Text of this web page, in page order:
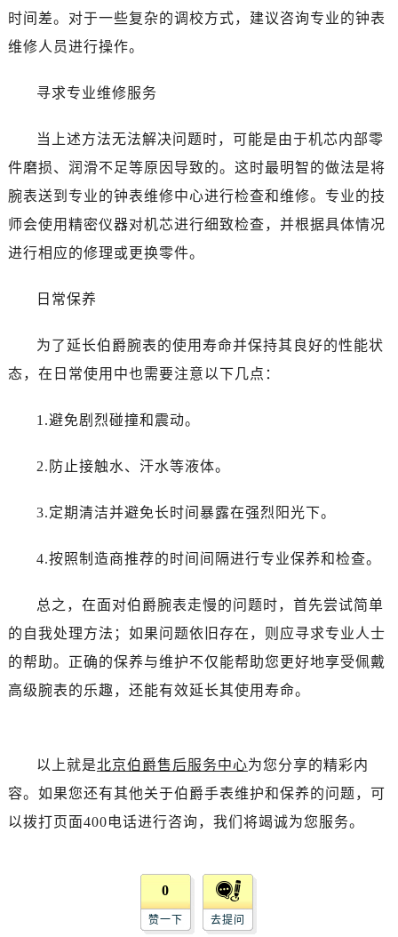
时间差。对于一些复杂的调校方式，建议咨询专业的钟表
维修人员进行操作。
寻求专业维修服务
当上述方法无法解决问题时，可能是由于机芯内部零
件磨损、润滑不足等原因导致的。这时最明智的做法是将
腕表送到专业的钟表维修中心进行检查和维修。专业的技
师会使用精密仪器对机芯进行细致检查，并根据具体情况
进行相应的修理或更换零件。
日常保养
为了延长伯爵腕表的使用寿命并保持其良好的性能状
态，在日常使用中也需要注意以下几点：
1.避免剧烈碰撞和震动。
2.防止接触水、汗水等液体。
3.定期清洁并避免长时间暴露在强烈阳光下。
4.按照制造商推荐的时间间隔进行专业保养和检查。
总之，在面对伯爵腕表走慢的问题时，首先尝试简单
的自我处理方法；如果问题依旧存在，则应寻求专业人士
的帮助。正确的保养与维护不仅能帮助您更好地享受佩戴
高级腕表的乐趣，还能有效延长其使用寿命。
以上就是北京伯爵售后服务中心为您分享的精彩内
容。如果您还有其他关于伯爵手表维护和保养的问题，可
以拨打页面400电话进行咨询，我们将竭诚为您服务。
0
赞一下 去提问